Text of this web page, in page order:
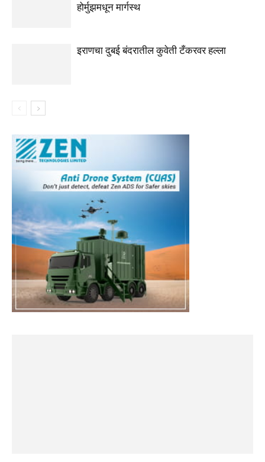
होर्मुझमधून मार्गस्थ
इराणचा दुबई बंदरातील कुवेती टँकरवर हल्ला